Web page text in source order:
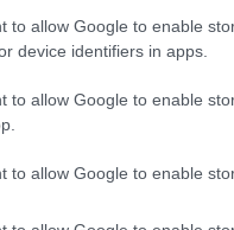
to allow Google to enable
device identifiers in apps.
to allow Google to enable
to allow Google to enable
τηλ: 6986972042